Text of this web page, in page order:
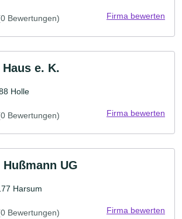
Bewertungen) Firma bewerten
e. K.
Holle
Bewertungen) Firma bewerten
UG
Harsum
Bewertungen) Firma bewerten